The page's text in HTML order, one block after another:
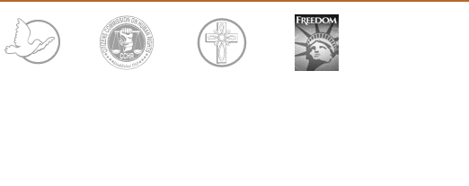
Investigaciones
Los Fundamentos de la Organización